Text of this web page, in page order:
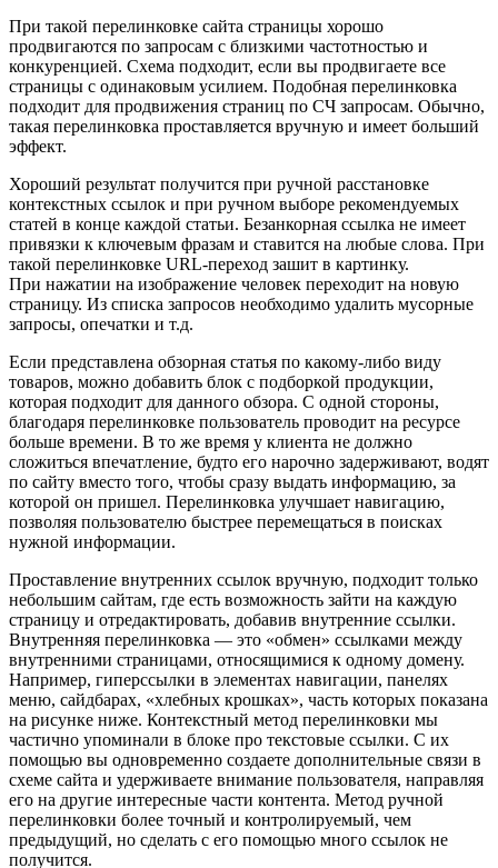
При такой перелинковке сайта страницы хорошо
продвигаются по запросам с близкими частотностью и
конкуренцией. Схема подходит, если вы продвигаете все
страницы с одинаковым усилием. Подобная перелинковка
подходит для продвижения страниц по СЧ запросам. Обычно,
такая перелинковка проставляется вручную и имеет больший
эффект.
Хороший результат получится при ручной расстановке
контекстных ссылок и при ручном выборе рекомендуемых
статей в конце каждой статьи. Безанкорная ссылка не имеет
привязки к ключевым фразам и ставится на любые слова. При
такой перелинковке URL‑переход зашит в картинку.
При нажатии на изображение человек переходит на новую
страницу. Из списка запросов необходимо удалить мусорные
запросы, опечатки и т.д.
Если представлена обзорная статья по какому-либо виду
товаров, можно добавить блок с подборкой продукции,
которая подходит для данного обзора. С одной стороны,
благодаря перелинковке пользователь проводит на ресурсе
больше времени. В то же время у клиента не должно
сложиться впечатление, будто его нарочно задерживают, водят
по сайту вместо того, чтобы сразу выдать информацию, за
которой он пришел. Перелинковка улучшает навигацию,
позволяя пользователю быстрее перемещаться в поисках
нужной информации.
Проставление внутренних ссылок вручную, подходит только
небольшим сайтам, где есть возможность зайти на каждую
страницу и отредактировать, добавив внутренние ссылки.
Внутренняя перелинковка — это «обмен» ссылками между
внутренними страницами, относящимися к одному домену.
Например, гиперссылки в элементах навигации, панелях
меню, сайдбарах, «хлебных крошках», часть которых показана
на рисунке ниже. Контекстный метод перелинковки мы
частично упоминали в блоке про текстовые ссылки. С их
помощью вы одновременно создаете дополнительные связи в
схеме сайта и удерживаете внимание пользователя, направляя
его на другие интересные части контента. Метод ручной
перелинковки более точный и контролируемый, чем
предыдущий, но сделать с его помощью много ссылок не
получится.